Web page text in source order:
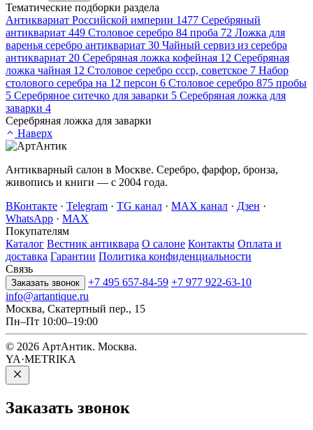
Тематические подборки раздела
Антиквариат Российской империи 1477 Серебряный
антиквариат 449 Столовое серебро 84 проба 72 Ложка для
варенья серебро антиквариат 30 Чайный сервиз из серебра
антиквариат 20 Серебряная ложка кофейная 12 Серебряная
ложка чайная 12 Cтоловое серебро ссср, советское 7 Набор
столового серебра на 12 персон 6 Cтоловое серебро 875 пробы
5 Серебряное ситечко для заварки 5 Серебряная ложка для
заварки 4
Серебряная ложка для заварки
Наверх
Антикварный салон в Москве. Серебро, фарфор, бронза,
живопись и книги — с 2004 года.
ВКонтакте · Telegram · TG канал · MAX канал · Дзен ·
WhatsApp · MAX
Покупателям
Каталог Вестник антиквара О салоне Контакты Оплата и
доставка Гарантии Политика конфиденциальности
Связь
Заказать звонок +7 495 657-84-59 +7 977 922-63-10
info@artantique.ru
Москва, Скатертный пер., 15
Пн–Пт 10:00–19:00
© 2026 АртАнтик. Москва.
YA·METRIKA
Заказать звонок